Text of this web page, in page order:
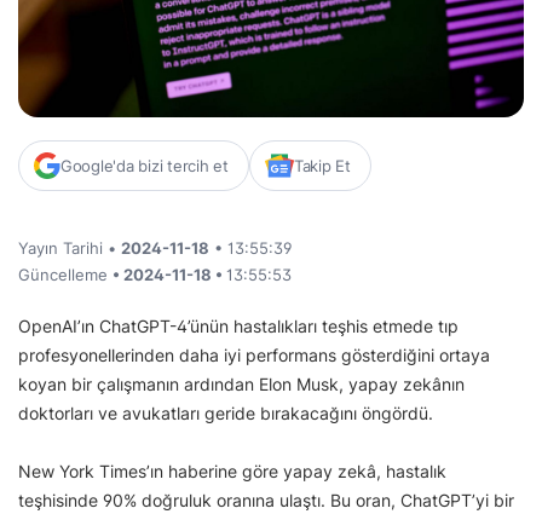
Google'da bizi tercih et Takip Et
Yayın Tarihi • 2024-11-18 • 13:55:39
Güncelleme • 2024-11-18 • 13:55:53
OpenAI’ın ChatGPT-4’ünün hastalıkları teşhis etmede tıp
profesyonellerinden daha iyi performans gösterdiğini ortaya
koyan bir çalışmanın ardından Elon Musk, yapay zekânın
doktorları ve avukatları geride bırakacağını öngördü.
New York Times’ın haberine göre yapay zekâ, hastalık
teşhisinde 90% doğruluk oranına ulaştı. Bu oran, ChatGPT’yi bir